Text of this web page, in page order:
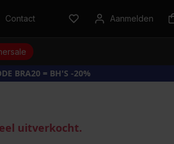
Contact Aanmelden
BRA20 = BH'S -20%
uitverkocht.